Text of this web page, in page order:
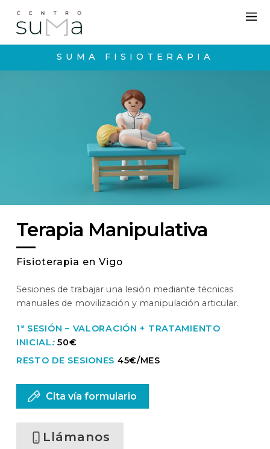
SUMA FISIOTERAPIA
Terapia Manipulativa
Fisioterapia en Vigo
Sesiones de trabajar una lesión mediante técnicas
manuales de movilización y manipulación articular.
1ª SESIÓN – VALORACIÓN + TRATAMIENTO
INICIAL:50€
RESTO DE SESIONES 45€/MES
Cita vía formulario
Llámanos